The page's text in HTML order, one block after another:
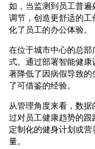
如，当监测到员工普
调节，创造更舒适的
化了员工的办公体验。
在位于城市中心的总
式。通过部署智能健康
著降低了因病假导致
了可借鉴的经验。
从管理角度来看，数
过对员工健康趋势的
定制化的健身计划或
量。